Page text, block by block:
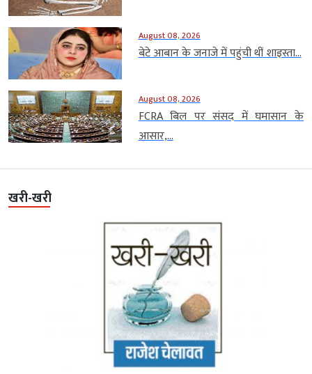
August 08, 2026
बेटे आबान के जनाजे में पहुंची थीं शाइस्ता...
August 08, 2026
FCRA बिल पर संसद में घमासान के
आसार,...
खरी-खरी